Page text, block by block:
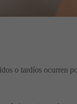
o tardíos ocurren